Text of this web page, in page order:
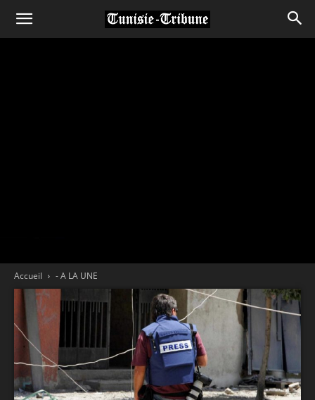
Accueil - A LA UNE